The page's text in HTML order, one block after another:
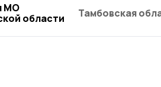
МО
области
Тамбовская